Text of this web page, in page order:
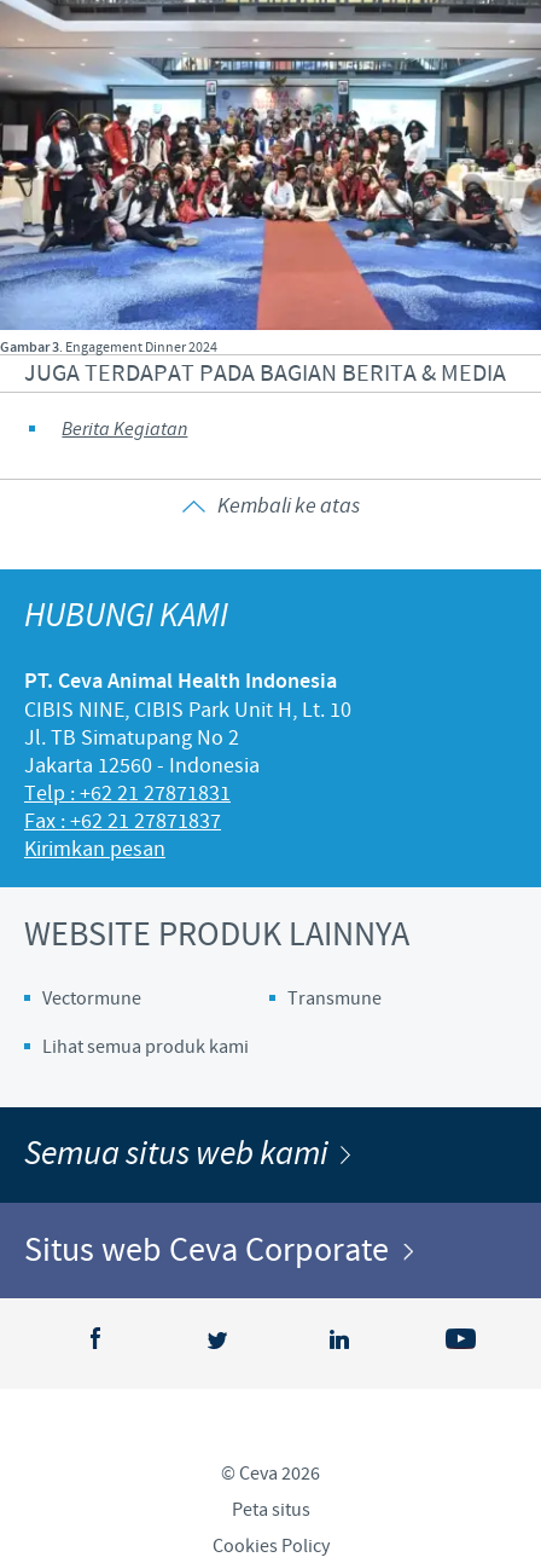
Gambar 3. Engagement Dinner 2024
JUGA TERDAPAT PADA BAGIAN BERITA & MEDIA
Berita Kegiatan
Kembali ke atas
HUBUNGI KAMI
PT. Ceva Animal Health Indonesia
CIBIS NINE, CIBIS Park Unit H, Lt. 10
Jl. TB Simatupang No 2
Jakarta 12560 - Indonesia
Telp : +62 21 27871831
Fax : +62 21 27871837
Kirimkan pesan
WEBSITE PRODUK LAINNYA
Vectormune
Transmune
Lihat semua produk kami
Semua situs web kami
Situs web Ceva Corporate
© Ceva 2026
Peta situs
Cookies Policy